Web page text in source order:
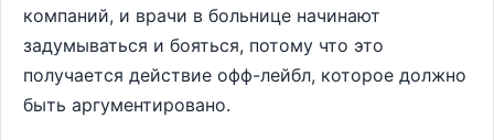
компаний, и врачи в больнице начинают
задумываться и бояться, потому что это
получается действие офф-лейбл, которое должно
быть аргументировано.